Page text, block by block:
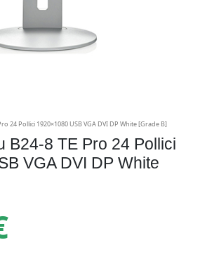
24 Pollici 1920×1080 USB VGA DVI DP White [Grade B]
B24-8 TE Pro 24 Pollici
VGA DVI DP White